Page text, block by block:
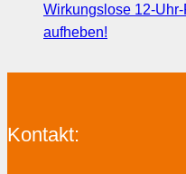
Wirkungslose 12-
aufheben!
Kontakt: